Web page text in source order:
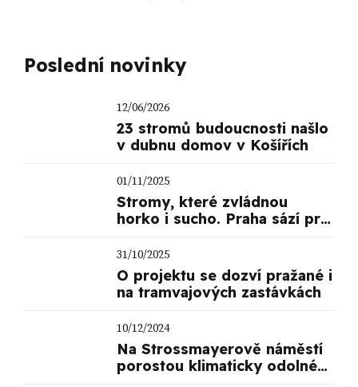
Poslední novinky
12/06/2026
23 stromů budoucnosti našlo
v dubnu domov v Košířích
01/11/2025
Stromy, které zvládnou
horko i sucho. Praha sází pro
31/10/2025
O projektu se dozví pražané i
na tramvajových zastávkách
10/12/2024
Na Strossmayerově náměstí
porostou klimaticky odolné